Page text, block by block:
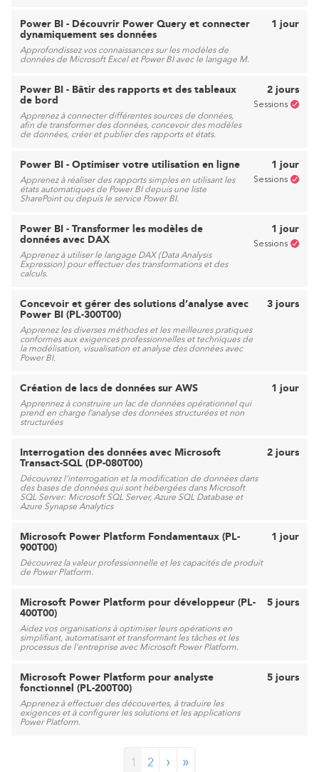
Power BI - Découvrir Power Query et connecter
dynamiquement ses données
Approfondissez vos connaissances sur les modèles de
données de Microsoft Excel et Power BI avec le langage M.
1 jour
Power BI - Bâtir des rapports et des tableaux
de bord
Apprenez à connecter différentes sources de données,
afin de transformer des données, concevoir des modèles
de données, créer et publier des rapports et états.
2 jours
Sessions
Power BI - Optimiser votre utilisation en ligne
Apprenez à réaliser des rapports simples en utilisant les
états automatiques de Power BI depuis une liste
SharePoint ou depuis le service Power BI.
1 jour
Sessions
Power BI - Transformer les modèles de
données avec DAX
Apprenez à utiliser le langage DAX (Data Analysis
Expression) pour effectuer des transformations et des
calculs.
1 jour
Sessions
Concevoir et gérer des solutions d’analyse avec
Power BI (PL-300T00)
Apprenez les diverses méthodes et les meilleures pratiques
conformes aux exigences professionnelles et techniques de
la modélisation, visualisation et analyse des données avec
Power BI.
3 jours
Création de lacs de données sur AWS
Apprennez à construire un lac de données opérationnel qui
prend en charge l’analyse des données structurées et non
structurées
1 jour
Interrogation des données avec Microsoft
Transact-SQL (DP-080T00)
Découvrez l'interrogation et la modification de données dans
des bases de données qui sont hébergées dans Microsoft
SQL Server: Microsoft SQL Server, Azure SQL Database et
Azure Synapse Analytics
2 jours
Microsoft Power Platform Fondamentaux (PL-
900T00)
Découvrez la valeur professionnelle et les capacités de produit
de Power Platform.
1 jour
Microsoft Power Platform pour développeur (PL-
400T00)
Aidez vos organisations à optimiser leurs opérations en
simplifiant, automatisant et transformant les tâches et les
processus de l'entreprise avec Microsoft Power Platform.
5 jours
Microsoft Power Platform pour analyste
fonctionnel (PL-200T00)
Apprenez à effectuer des découvertes, à traduire les
exigences et à configurer les solutions et les applications
Power Platform.
5 jours
1 2 › »